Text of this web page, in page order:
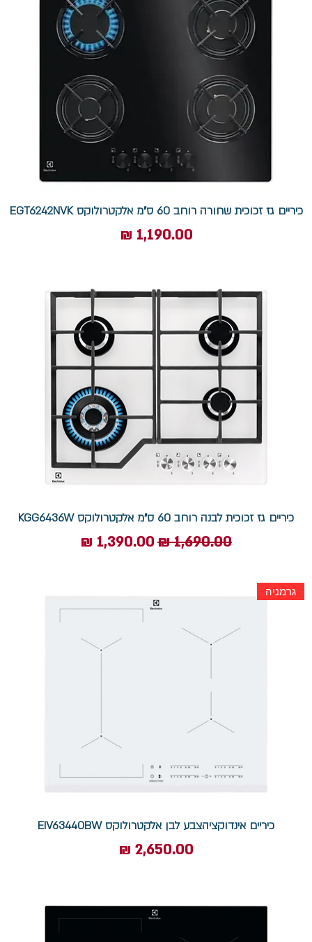
כיריים גז זכוכית שחורה רוחב 60 ס"מ אלקטרולוקס EGT6242NVK
מחיר
כיריים גז זכוכית לבנה רוחב 60 ס"מ אלקטרולוקס KGG6436W
מחיר רגיל מחיר מבצע
גרמניה
כיריים אינדוקציהצבע לבן אלקטרולוקס EIV63440BW
מחיר